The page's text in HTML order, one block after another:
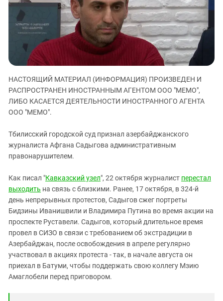
ЗАСТАВЛЯЕТ
КАВКАЗ ЗА ПАЛЕСТИНУ
ИНАКОМЫСЛИЕ В ЧЕЧНЕ
ПРЕСЛЕДОВАНИЕ АКТИВИСТОВ
МОБИЛИЗАЦИЯ И ПРОТЕСТЫ
Дагестан
Ингушетия
Кабардино-Балкария
Калмыкия
Нагорный Карабах
Российская Федерация
Ростовская область
Северная Осетия - Алания
Ставропольский край
Чечня
Южная Осетия
Южный Кавказ
ЮФО
НАСТОЯЩИЙ МАТЕРИАЛ (ИНФОРМАЦИЯ) ПРОИЗВЕДЕН И
РАСПРОСТРАНЕН ИНОСТРАННЫМ АГЕНТОМ ООО "МЕМО",
ЛИБО КАСАЕТСЯ ДЕЯТЕЛЬНОСТИ ИНОСТРАННОГО АГЕНТА
ООО "МЕМО".
Тбилисский городской суд признал азербайджанского
журналиста Афгана Садыгова административным
правонарушителем.
Как писал "Кавказский узел", 22 октября журналист перестал
выходить на связь с близкими. Ранее, 17 октября, в 324-й
день непрерывных протестов, Садыгов сжег портреты
Бидзины Иванишвили и Владимира Путина во время акции на
проспекте Руставели. Садыгов, который длительное время
провел в СИЗО в связи с требованием об экстрадиции в
Азербайджан, после освобождения в апреле регулярно
участвовал в акциях протеста - так, в начале августа он
приехал в Батуми, чтобы поддержать свою коллегу Мзию
Амаглобели перед приговором.